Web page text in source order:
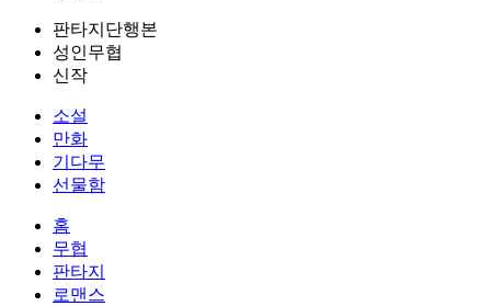
판타지단행본
성인무협
신작
소설
만화
기다무
선물함
홈
무협
판타지
로맨스